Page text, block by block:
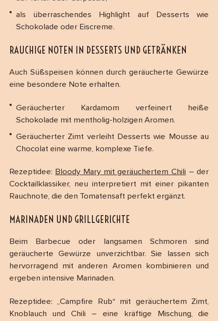
als überraschendes Highlight auf Desserts wie
Schokolade oder Eiscreme.
RAUCHIGE NOTEN IN DESSERTS UND GETRÄNKEN
Auch Süßspeisen können durch geräucherte Gewürze
eine besondere Note erhalten.
Geräucherter Kardamom verfeinert heiße
Schokolade mit mentholig-holzigen Aromen.
Geräucherter Zimt verleiht Desserts wie Mousse au
Chocolat eine warme, komplexe Tiefe.
Rezeptidee: Bloody Mary mit geräuchertem Chili – der
Cocktailklassiker, neu interpretiert mit einer pikanten
Rauchnote, die den Tomatensaft perfekt ergänzt.
MARINADEN UND GRILLGERICHTE
Beim Barbecue oder langsamen Schmoren sind
geräucherte Gewürze unverzichtbar. Sie lassen sich
hervorragend mit anderen Aromen kombinieren und
ergeben intensive Marinaden.
Rezeptidee: „Campfire Rub“ mit geräuchertem Zimt,
Knoblauch und Chili – eine kräftige Mischung, die